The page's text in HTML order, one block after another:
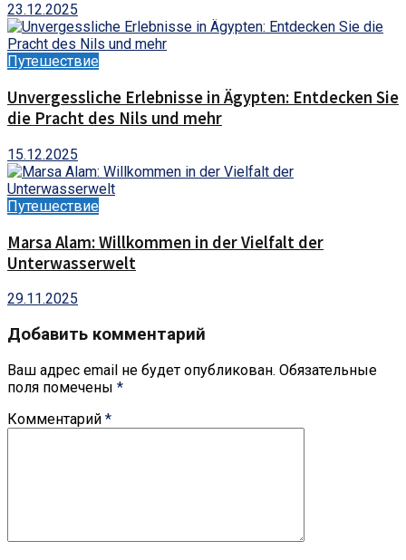
23.12.2025
Путешествие
Unvergessliche Erlebnisse in Ägypten: Entdecken Sie
die Pracht des Nils und mehr
15.12.2025
Путешествие
Marsa Alam: Willkommen in der Vielfalt der
Unterwasserwelt
29.11.2025
Добавить комментарий
Ваш адрес email не будет опубликован. Обязательные
поля помечены *
Комментарий *